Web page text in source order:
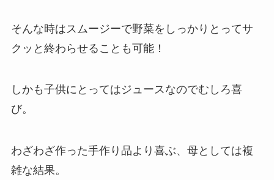
そんな時はスムージーで野菜をしっかりとってサ
クッと終わらせることも可能！
しかも子供にとってはジュースなのでむしろ喜
び。
わざわざ作った手作り品より喜ぶ、母としては複
雑な結果。